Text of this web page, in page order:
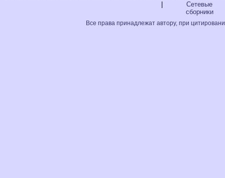
Сетевые
сборники
Все права принадлежат автору, при